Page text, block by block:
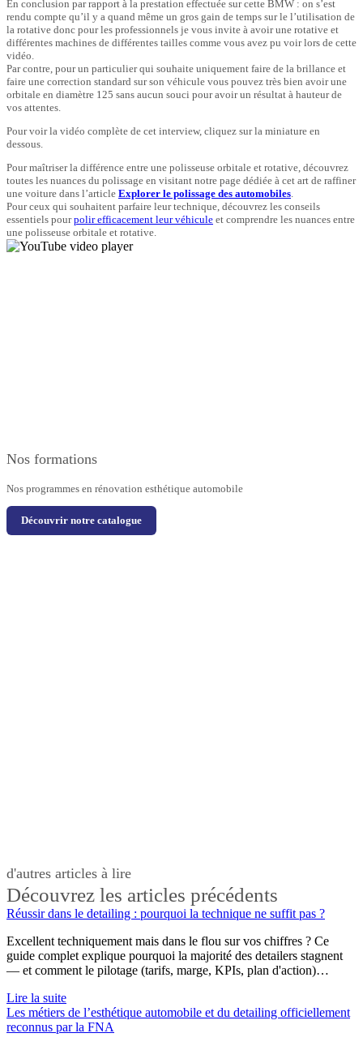
En conclusion par rapport à la prestation effectuée sur cette BMW : on s’est
rendu compte qu’il y a quand même un gros gain de temps sur le l’utilisation de
la rotative donc pour les professionnels je vous invite à avoir une rotative et
différentes machines de différentes tailles comme vous avez pu voir lors de cette
vidéo.
Par contre, pour un particulier qui souhaite uniquement faire de la brillance et
faire une correction standard sur son véhicule vous pouvez très bien avoir une
orbitale en diamètre 125 sans aucun souci pour avoir un résultat à hauteur de
vos attentes.
Pour voir la vidéo complète de cet interview, cliquez sur la miniature en
dessous.
Pour maîtriser la différence entre une polisseuse orbitale et rotative, découvrez
toutes les nuances du polissage en visitant notre page dédiée à cet art de raffiner
une voiture dans l’article Explorer le polissage des automobiles.
Pour ceux qui souhaitent parfaire leur technique, découvrez les conseils
essentiels pour polir efficacement leur véhicule et comprendre les nuances entre
une polisseuse orbitale et rotative.
Nos formations
Nos programmes en rénovation esthétique automobile
Découvrir notre catalogue
d'autres articles à lire
Découvrez les articles précédents
Réussir dans le detailing : pourquoi la technique ne suffit pas ?
Excellent techniquement mais dans le flou sur vos chiffres ? Ce
guide complet explique pourquoi la majorité des detailers stagnent
— et comment le pilotage (tarifs, marge, KPIs, plan d'action)…
Lire la suite
Les métiers de l’esthétique automobile et du detailing officiellement
reconnus par la FNA